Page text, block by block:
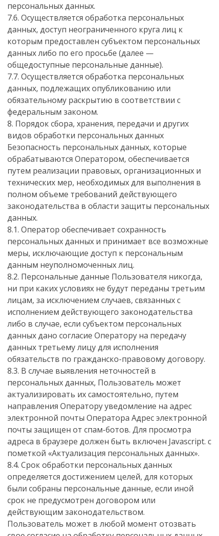
персональных данных.
7.6. Осуществляется обработка персональных
данных, доступ неограниченного круга лиц к
которым предоставлен субъектом персональных
данных либо по его просьбе (далее —
общедоступные персональные данные).
7.7. Осуществляется обработка персональных
данных, подлежащих опубликованию или
обязательному раскрытию в соответствии с
федеральным законом.
8. Порядок сбора, хранения, передачи и других
видов обработки персональных данных
Безопасность персональных данных, которые
обрабатываются Оператором, обеспечивается
путем реализации правовых, организационных и
технических мер, необходимых для выполнения в
полном объеме требований действующего
законодательства в области защиты персональных
данных.
8.1. Оператор обеспечивает сохранность
персональных данных и принимает все возможные
меры, исключающие доступ к персональным
данным неуполномоченных лиц.
8.2. Персональные данные Пользователя никогда,
ни при каких условиях не будут переданы третьим
лицам, за исключением случаев, связанных с
исполнением действующего законодательства
либо в случае, если субъектом персональных
данных дано согласие Оператору на передачу
данных третьему лицу для исполнения
обязательств по гражданско-правовому договору.
8.3. В случае выявления неточностей в
персональных данных, Пользователь может
актуализировать их самостоятельно, путем
направления Оператору уведомление на адрес
электронной почты Оператора Адрес электронной
почты защищен от спам-ботов. Для просмотра
адреса в браузере должен быть включен Javascript. с
пометкой «Актуализация персональных данных».
8.4. Срок обработки персональных данных
определяется достижением целей, для которых
были собраны персональные данные, если иной
срок не предусмотрен договором или
действующим законодательством.
Пользователь может в любой момент отозвать